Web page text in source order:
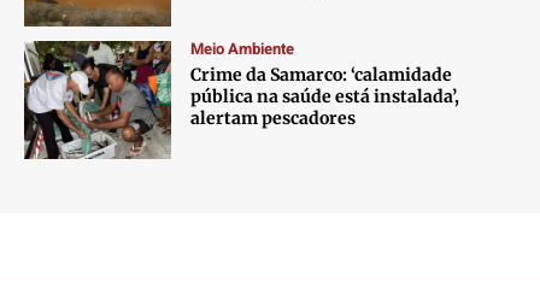
Meio Ambiente
Crime da Samarco: ‘calamidade
pública na saúde está instalada’,
alertam pescadores